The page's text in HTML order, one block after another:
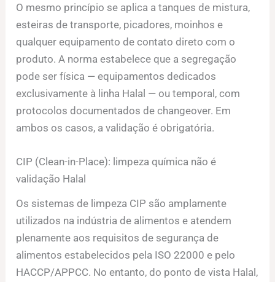
O mesmo princípio se aplica a tanques de mistura,
esteiras de transporte, picadores, moinhos e
qualquer equipamento de contato direto com o
produto. A norma estabelece que a segregação
pode ser física — equipamentos dedicados
exclusivamente à linha Halal — ou temporal, com
protocolos documentados de changeover. Em
ambos os casos, a validação é obrigatória.
CIP (Clean-in-Place): limpeza química não é
validação Halal
Os sistemas de limpeza CIP são amplamente
utilizados na indústria de alimentos e atendem
plenamente aos requisitos de segurança de
alimentos estabelecidos pela ISO 22000 e pelo
HACCP/APPCC. No entanto, do ponto de vista Halal,